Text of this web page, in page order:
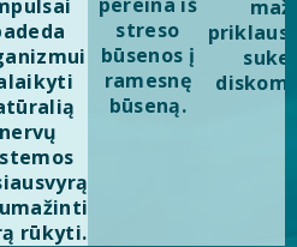
nervų
rūkyti.
streso
būsenos į
ramesnę
būseną.